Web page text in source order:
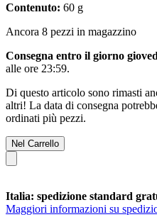
Contenuto: 60 g
Ancora 8 pezzi in magazzino
Consegna entro il giorno
alle ore 23:59.
Di questo articolo sono rimasti
altri! La data di consegna
ordinati più pezzi.
Nel Carrello
Italia: spedizione standard
Maggiori informazioni su